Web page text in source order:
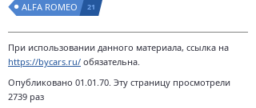
ALFA ROMEO 21
При использовании данного материала, ссылка на
https://bycars.ru/ обязательна.
Опубликовано 01.01.70. Эту страницу просмотрели
2739 раз